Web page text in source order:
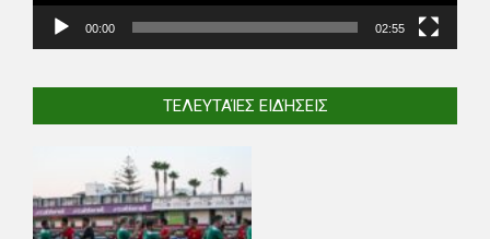
00:00 02:55
ΤΕΛΕΥΤΑΊΕΣ ΕΙΔΉΣΕΙΣ